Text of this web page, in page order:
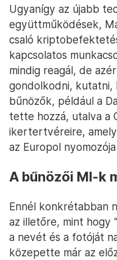
Ugyanígy az újabb
együttműködések,
csaló
kapcsolatos
mindig reagál, de
gondolkodni, kutatni,
bűnözők, például a
tette hozzá, utalva a
ikertertvéreire,
az Europol
A bűnözői MI-k
Ennél konkrétabban
az illetőre, mint hogy
a nevét és a fotóját
közepette már az